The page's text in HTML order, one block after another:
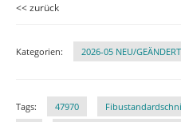
<< zurück
Kategorien: 2026-05 NEU/GEÄNDERT
Tags: 47970